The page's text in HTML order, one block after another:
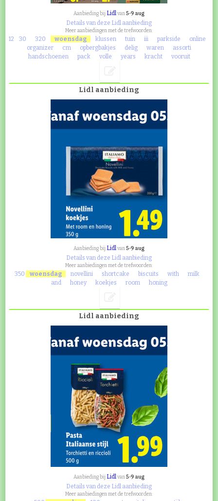
Aanbieding bij Lidlvan5-9 aug
Details van deze Lidl aanbieding
Meer aanbiedingen met de trefwoorden:
12 30 320 woensdag klussen tuin iii parkside
online
organizer
cm opbergbakjes delig waren
assorti
handschoenen
pack volle years kracht vooruit
Lidl aanbieding
Aanbieding bij Lidlvan5-9 aug
Details van deze Lidl aanbieding
Meer aanbiedingen met de trefwoorden:
350 woensdag novellini shortcake biscuits with
milk
and
honey koekjes room honing
Lidl aanbieding
Aanbieding bij Lidlvan5-9 aug
Details van deze Lidl aanbieding
Meer aanbiedingen met de trefwoorden: